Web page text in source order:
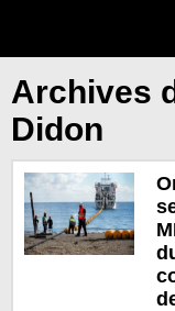
Archives
Didon